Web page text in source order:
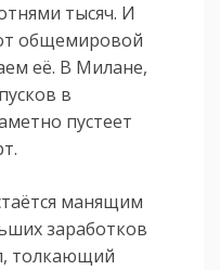
тысяч. И
общемировой
её. В Милане,
в
пустеет
манящим
заработков
толкающий